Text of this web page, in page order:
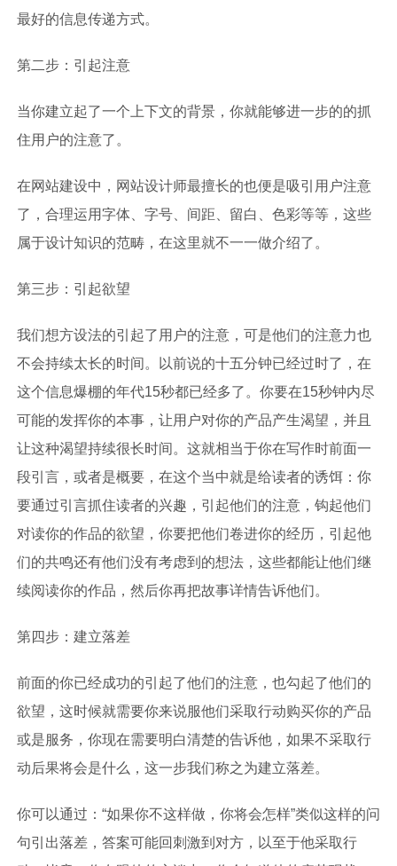
最好的信息传递方式。
第二步：引起注意
当你建立起了一个上下文的背景，你就能够进一步的的抓
住用户的注意了。
在网站建设中，网站设计师最擅长的也便是吸引用户注意
了，合理运用字体、字号、间距、留白、色彩等等，这些
属于设计知识的范畴，在这里就不一一做介绍了。
第三步：引起欲望
我们想方设法的引起了用户的注意，可是他们的注意力也
不会持续太长的时间。以前说的十五分钟已经过时了，在
这个信息爆棚的年代15秒都已经多了。你要在15秒钟内尽
可能的发挥你的本事，让用户对你的产品产生渴望，并且
让这种渴望持续很长时间。这就相当于你在写作时前面一
段引言，或者是概要，在这个当中就是给读者的诱饵：你
要通过引言抓住读者的兴趣，引起他们的注意，钩起他们
对读你的作品的欲望，你要把他们卷进你的经历，引起他
们的共鸣还有他们没有考虑到的想法，这些都能让他们继
续阅读你的作品，然后你再把故事详情告诉他们。
第四步：建立落差
前面的你已经成功的引起了他们的注意，也勾起了他们的
欲望，这时候就需要你来说服他们采取行动购买你的产品
或是服务，你现在需要明白清楚的告诉他，如果不采取行
动后果将会是什么，这一步我们称之为建立落差。
你可以通过：“如果你不这样做，你将会怎样”类似这样的问
句引出落差，答案可能回刺激到对方，以至于他采取行